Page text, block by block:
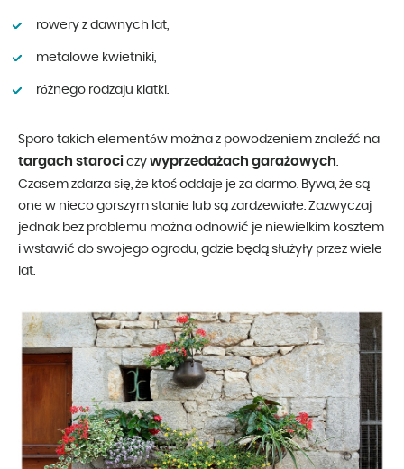
rowery z dawnych lat,
metalowe kwietniki,
różnego rodzaju klatki.
Sporo takich elementów można z powodzeniem znaleźć na
targach staroci czy wyprzedażach garażowych
Czasem zdarza się, że ktoś oddaje je za darmo. Bywa, że są
one w nieco gorszym stanie lub są zardzewiałe. Zazwyczaj
jednak bez problemu można odnowić je niewielkim kosztem
i wstawić do swojego ogrodu, gdzie będą służyły przez wiele
lat.